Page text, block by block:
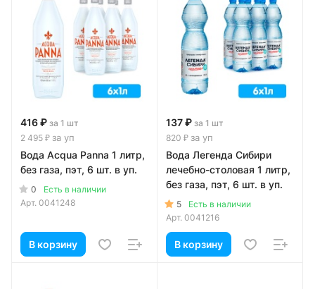
416 ₽ за 1 шт
2 495 ₽ за уп
Вода Acqua Panna 1 литр,
без газа, пэт, 6 шт. в уп.
0
Есть в наличии
Арт. 0041248
В корзину
137 ₽ за 1 шт
820 ₽ за уп
Вода Легенда Сибири
лечебно-столовая 1 литр,
без газа, пэт, 6 шт. в уп.
5
Есть в наличии
Арт. 0041216
В корзину